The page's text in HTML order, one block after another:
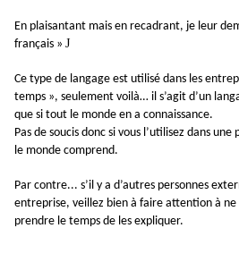
En plaisantant mais en recadrant, je leur
français » J
Ce type de langage est utilisé dans les
temps », seulement voilà… il s’agit d’un
que si tout le monde en a connaissance.
Pas de soucis donc si vous l’utilisez dans
le monde comprend.
Par contre... s’il y a d’autres personnes
entreprise, veillez bien à faire attention à ne
prendre le temps de les expliquer.